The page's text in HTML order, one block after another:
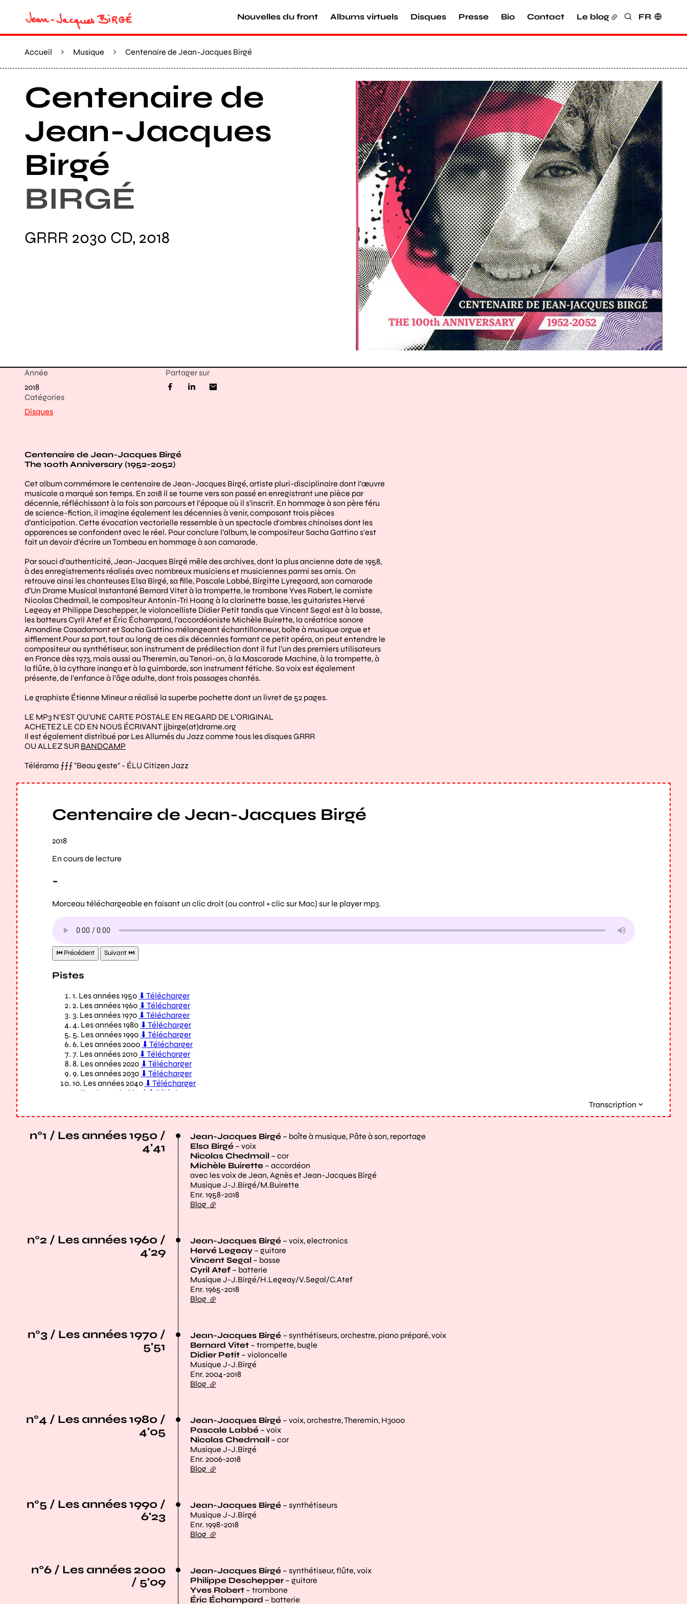
Nouvelles du front Albums virtuels Disques Presse Bio Contact Le blog Rechercher
FR
Accueil Musique Centenaire de Jean-Jacques Birgé
Centenaire de
Jean-Jacques
Birgé
BIRGÉ
GRRR 2030 CD, 2018
Agrandir
Catégories
Disques
Année
2018
Partager sur
Centenaire de Jean-Jacques Birgé
The 100th Anniversary (1952-2052)
Cet album commémore le centenaire de Jean-Jacques Birgé, artiste pluri-disciplinaire dont l’œuvre
musicale a marqué son temps. En 2018 il se tourne vers son passé en enregistrant une pièce par
décennie, réfléchissant à la fois son parcours et l’époque où il s’inscrit. En hommage à son père féru
de science-fiction, il imagine également les décennies à venir, composant trois pièces
d’anticipation. Cette évocation vectorielle ressemble à un spectacle d'ombres chinoises dont les
apparences se confondent avec le réel. Pour conclure l’album, le compositeur Sacha Gattino s’est
fait un devoir d’écrire un Tombeau en hommage à son camarade.
Par souci d’authenticité, Jean-Jacques Birgé mêle des archives, dont la plus ancienne date de 1958,
à des enregistrements réalisés avec nombreux musiciens et musiciennes parmi ses amis. On
retrouve ainsi les chanteuses Elsa Birgé, sa fille, Pascale Labbé, Birgitte Lyregaard, son camarade
d’Un Drame Musical Instantané Bernard Vitet à la trompette, le trombone Yves Robert, le corniste
Nicolas Chedmail, le compositeur Antonin-Tri Hoang à la clarinette basse, les guitaristes Hervé
Legeay et Philippe Deschepper, le violoncelliste Didier Petit tandis que Vincent Segal est à la basse,
les batteurs Cyril Atef et Éric Échampard, l’accordéoniste Michèle Buirette, la créatrice sonore
Amandine Casadamont et Sacha Gattino mélangeant échantillonneur, boîte à musique orgue et
sifflement.Pour sa part, tout au long de ces dix décennies formant ce petit opéra, on peut entendre le
compositeur au synthétiseur, son instrument de prédilection dont il fut l’un des premiers utilisateurs
en France dès 1973, mais aussi au Theremin, au Tenori-on, à la Mascarade Machine, à la trompette, à
la flûte, à la cythare inanga et à la guimbarde, son instrument fétiche. Sa voix est également
présente, de l’enfance à l’âge adulte, dont trois passages chantés.
Le graphiste Étienne Mineur a réalisé la superbe pochette dont un livret de 52 pages.
LE MP3 N'EST QU'UNE CARTE POSTALE EN REGARD DE L'ORIGINAL
ACHETEZ LE CD EN NOUS ÉCRIVANT jjbirge(at)drame.org
Il est également distribué par Les Allumés du Jazz comme tous les disques GRRR
OU ALLEZ SUR BANDCAMP
Télérama ⨍⨍⨍ "Beau geste" - ÉLU Citizen Jazz
Transcription
n°1 / Les années 1950 /
4'41
Jean-Jacques Birgé – boîte à musique, Pâte à son, reportage
Elsa Birgé – voix
Nicolas Chedmail – cor
Michèle Buirette – accordéon
avec les voix de Jean, Agnès et Jean-Jacques Birgé
Musique J-J.Birgé/M.Buirette
Enr. 1958-2018
Blog (lien externe)
n°2 / Les années 1960 /
4'29
Jean-Jacques Birgé – voix, electronics
Hervé Legeay – guitare
Vincent Segal – basse
Cyril Atef – batterie
Musique J-J.Birgé/H.Legeay/V.Segal/C.Atef
Enr. 1965-2018
Blog (lien externe)
n°3 / Les années 1970 /
5'51
Jean-Jacques Birgé – synthétiseurs, orchestre, piano préparé, voix
Bernard Vitet – trompette, bugle
Didier Petit – violoncelle
Musique J-J.Birgé
Enr. 2004-2018
Blog (lien externe)
n°4 / Les années 1980 /
4'05
Jean-Jacques Birgé – voix, orchestre, Theremin, H3000
Pascale Labbé – voix
Nicolas Chedmail – cor
Musique J-J.Birgé
Enr. 2006-2018
Blog (lien externe)
n°5 / Les années 1990 /
6'23
Jean-Jacques Birgé – synthétiseurs
Musique J-J.Birgé
Enr. 1998-2018
Blog (lien externe)
n°6 / Les années 2000
/ 5'09
Jean-Jacques Birgé – synthétiseur, flûte, voix
Philippe Deschepper– guitare
Yves Robert – trombone
Éric Échampard – batterie